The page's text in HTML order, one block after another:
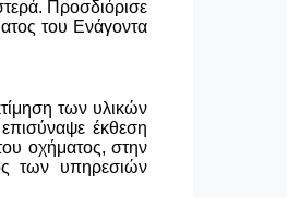
Προσδιόρισε
του Ενάγοντα
των υλικών
έκθεση
οχήματος, στην
των υπηρεσιών